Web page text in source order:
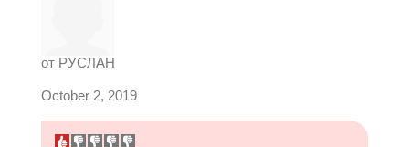
от РУСЛАН
October 2, 2019